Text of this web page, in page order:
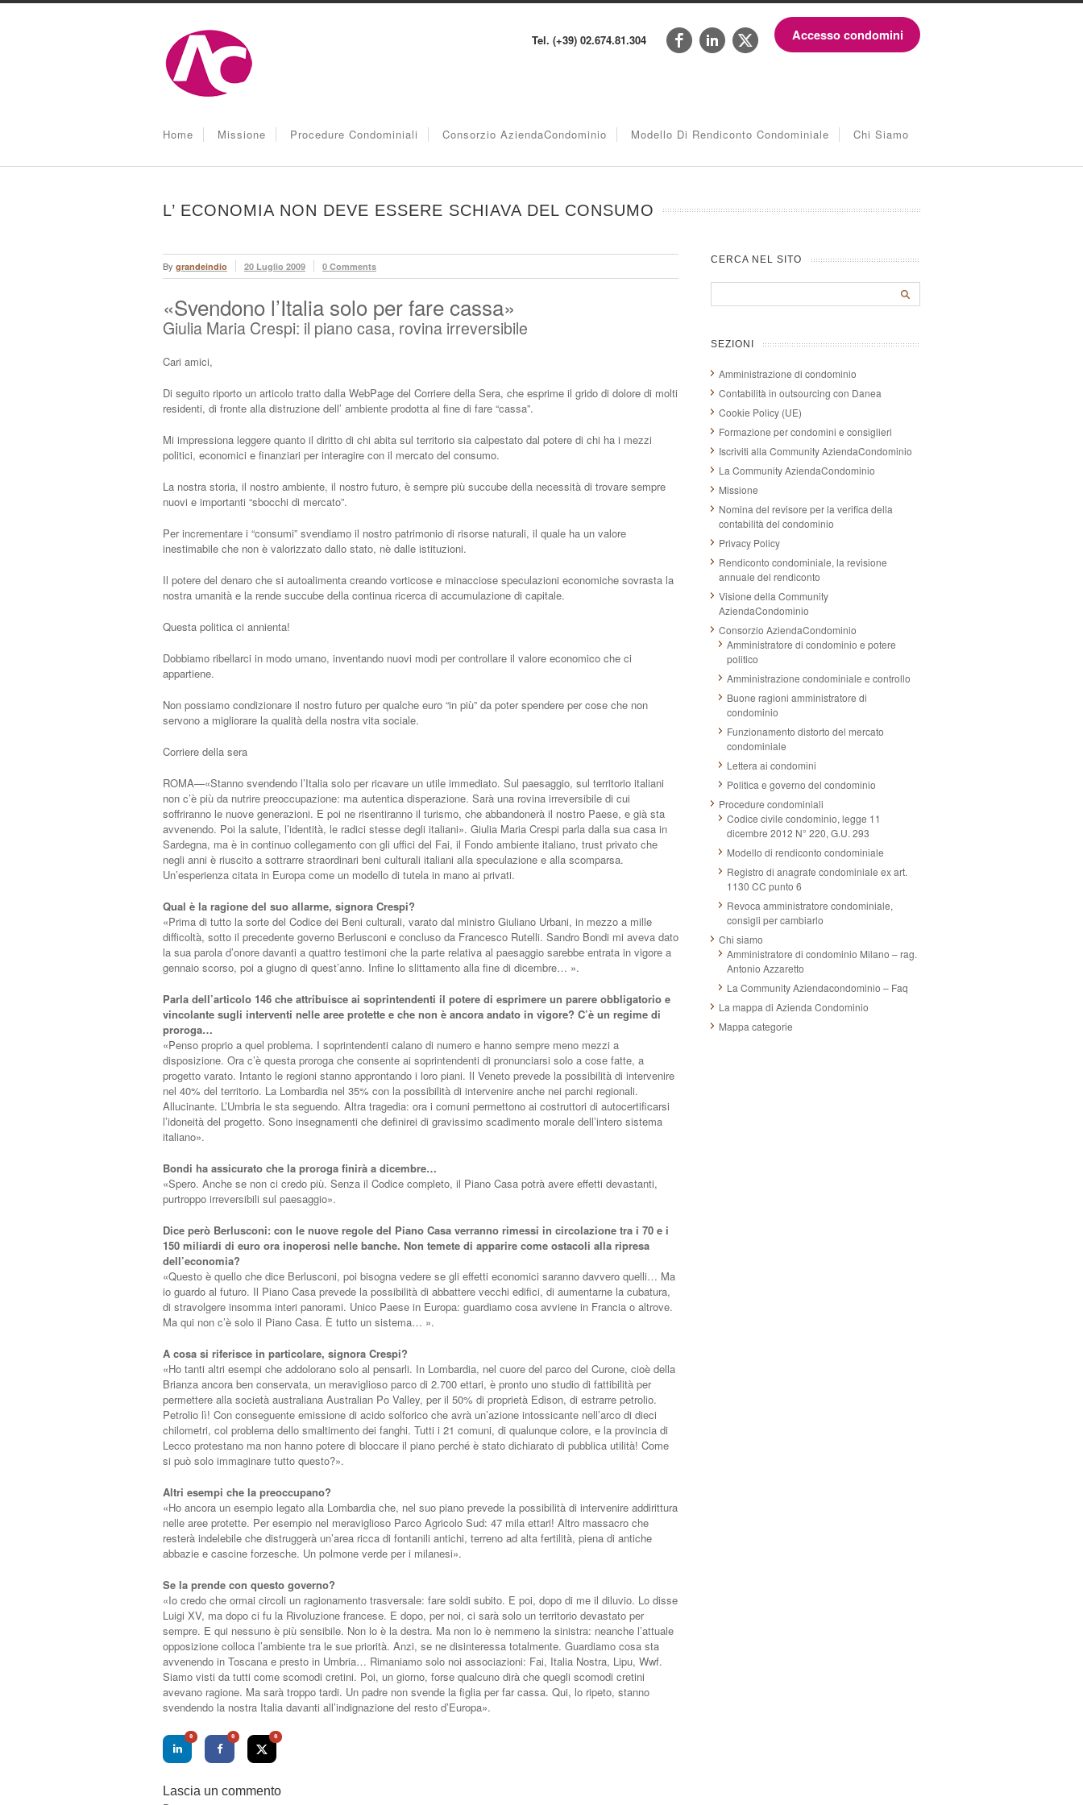
Tel. (+39) 02.674.81.304 Accesso condomini
Home Missione Procedure Condominiali Consorzio AziendaCondominio Modello Di Rendiconto Condominiale Chi Siamo
L’ ECONOMIA NON DEVE ESSERE SCHIAVA DEL CONSUMO
By grandeindio 20 Luglio 2009 0 Comments
«Svendono l’Italia solo per fare cassa»
Giulia Maria Crespi: il piano casa, rovina irreversibile
Cari amici,
Di seguito riporto un articolo tratto dalla WebPage del Corriere della Sera, che esprime il grido di dolore di molti
residenti, di fronte alla distruzione dell’ ambiente prodotta al fine di fare “cassa”.
Mi impressiona leggere quanto il diritto di chi abita sul territorio sia calpestato dal potere di chi ha i mezzi
politici, economici e finanziari per interagire con il mercato del consumo.
La nostra storia, il nostro ambiente, il nostro futuro, è sempre più succube della necessità di trovare sempre
nuovi e importanti “sbocchi di mercato”.
Per incrementare i “consumi” svendiamo il nostro patrimonio di risorse naturali, il quale ha un valore
inestimabile che non è valorizzato dallo stato, nè dalle istituzioni.
Il potere del denaro che si autoalimenta creando vorticose e minacciose speculazioni economiche sovrasta la
nostra umanità e la rende succube della continua ricerca di accumulazione di capitale.
Questa politica ci annienta!
Dobbiamo ribellarci in modo umano, inventando nuovi modi per controllare il valore economico che ci
appartiene.
Non possiamo condizionare il nostro futuro per qualche euro “in più” da poter spendere per cose che non
servono a migliorare la qualità della nostra vita sociale.
Corriere della sera
ROMA—«Stanno svendendo l’Italia solo per ricavare un utile immediato. Sul paesaggio, sul territorio italiani
non c’è più da nutrire preoccupazione: ma autentica disperazione. Sarà una rovina irreversibile di cui
soffriranno le nuove generazioni. E poi ne risentiranno il turismo, che abbandonerà il nostro Paese, e già sta
avvenendo. Poi la salute, l’identità, le radici stesse degli italiani». Giulia Maria Crespi parla dalla sua casa in
Sardegna, ma è in continuo collegamento con gli uffici del Fai, il Fondo ambiente italiano, trust privato che
negli anni è riuscito a sottrarre straordinari beni culturali italiani alla speculazione e alla scomparsa.
Un’esperienza citata in Europa come un modello di tutela in mano ai privati.
Qual è la ragione del suo allarme, signora Crespi?
«Prima di tutto la sorte del Codice dei Beni culturali, varato dal ministro Giuliano Urbani, in mezzo a mille
difficoltà, sotto il precedente governo Berlusconi e concluso da Francesco Rutelli. Sandro Bondi mi aveva dato
la sua parola d’onore davanti a quattro testimoni che la parte relativa al paesaggio sarebbe entrata in vigore a
gennaio scorso, poi a giugno di quest’anno. Infine lo slittamento alla fine di dicembre… ».
Parla dell’articolo 146 che attribuisce ai soprintendenti il potere di esprimere un parere obbligatorio e
vincolante sugli interventi nelle aree protette e che non è ancora andato in vigore? C’è un regime di
proroga…
«Penso proprio a quel problema. I soprintendenti calano di numero e hanno sempre meno mezzi a
disposizione. Ora c’è questa proroga che consente ai soprintendenti di pronunciarsi solo a cose fatte, a
progetto varato. Intanto le regioni stanno approntando i loro piani. Il Veneto prevede la possibilità di intervenire
nel 40% del territorio. La Lombardia nel 35% con la possibilità di intervenire anche nei parchi regionali.
Allucinante. L’Umbria le sta seguendo. Altra tragedia: ora i comuni permettono ai costruttori di autocertificarsi
l’idoneità del progetto. Sono insegnamenti che definirei di gravissimo scadimento morale dell’intero sistema
italiano».
Bondi ha assicurato che la proroga finirà a dicembre…
«Spero. Anche se non ci credo più. Senza il Codice completo, il Piano Casa potrà avere effetti devastanti,
purtroppo irreversibili sul paesaggio».
Dice però Berlusconi: con le nuove regole del Piano Casa verranno rimessi in circolazione tra i 70 e i
150 miliardi di euro ora inoperosi nelle banche. Non temete di apparire come ostacoli alla ripresa
dell’economia?
«Questo è quello che dice Berlusconi, poi bisogna vedere se gli effetti economici saranno davvero quelli… Ma
io guardo al futuro. Il Piano Casa prevede la possibilità di abbattere vecchi edifici, di aumentarne la cubatura,
di stravolgere insomma interi panorami. Unico Paese in Europa: guardiamo cosa avviene in Francia o altrove.
Ma qui non c’è solo il Piano Casa. È tutto un sistema… ».
A cosa si riferisce in particolare, signora Crespi?
«Ho tanti altri esempi che addolorano solo al pensarli. In Lombardia, nel cuore del parco del Curone, cioè della
Brianza ancora ben conservata, un meraviglioso parco di 2.700 ettari, è pronto uno studio di fattibilità per
permettere alla società australiana Australian Po Valley, per il 50% di proprietà Edison, di estrarre petrolio.
Petrolio lì! Con conseguente emissione di acido solforico che avrà un’azione intossicante nell’arco di dieci
chilometri, col problema dello smaltimento dei fanghi. Tutti i 21 comuni, di qualunque colore, e la provincia di
Lecco protestano ma non hanno potere di bloccare il piano perché è stato dichiarato di pubblica utilità! Come
si può solo immaginare tutto questo?».
Altri esempi che la preoccupano?
«Ho ancora un esempio legato alla Lombardia che, nel suo piano prevede la possibilità di intervenire addirittura
nelle aree protette. Per esempio nel meraviglioso Parco Agricolo Sud: 47 mila ettari! Altro massacro che
resterà indelebile che distruggerà un’area ricca di fontanili antichi, terreno ad alta fertilità, piena di antiche
abbazie e cascine forzesche. Un polmone verde per i milanesi».
Se la prende con questo governo?
«Io credo che ormai circoli un ragionamento trasversale: fare soldi subito. E poi, dopo di me il diluvio. Lo disse
Luigi XV, ma dopo ci fu la Rivoluzione francese. E dopo, per noi, ci sarà solo un territorio devastato per
sempre. E qui nessuno è più sensibile. Non lo è la destra. Ma non lo è nemmeno la sinistra: neanche l’attuale
opposizione colloca l’ambiente tra le sue priorità. Anzi, se ne disinteressa totalmente. Guardiamo cosa sta
avvenendo in Toscana e presto in Umbria… Rimaniamo solo noi associazioni: Fai, Italia Nostra, Lipu, Wwf.
Siamo visti da tutti come scomodi cretini. Poi, un giorno, forse qualcuno dirà che quegli scomodi cretini
avevano ragione. Ma sarà troppo tardi. Un padre non svende la figlia per far cassa. Qui, lo ripeto, stanno
svendendo la nostra Italia davanti all’indignazione del resto d’Europa».
0 0 0
Lascia un commento
CERCA NEL SITO
SEZIONI
Amministrazione di condominio
Contabilità in outsourcing con Danea
Cookie Policy (UE)
Formazione per condomini e consiglieri
Iscriviti alla Community AziendaCondominio
La Community AziendaCondominio
Missione
Nomina del revisore per la verifica della
contabilità del condominio
Privacy Policy
Rendiconto condominiale, la revisione
annuale del rendiconto
Visione della Community
AziendaCondominio
Consorzio AziendaCondominio
Amministratore di condominio e potere
politico
Amministrazione condominiale e controllo
Buone ragioni amministratore di
condominio
Funzionamento distorto del mercato
condominiale
Lettera ai condomini
Politica e governo del condominio
Procedure condominiali
Codice civile condominio, legge 11
dicembre 2012 N° 220, G.U. 293
Modello di rendiconto condominiale
Registro di anagrafe condominiale ex art.
1130 CC punto 6
Revoca amministratore condominiale,
consigli per cambiarlo
Chi siamo
Amministratore di condominio Milano – rag.
Antonio Azzaretto
La Community Aziendacondominio – Faq
La mappa di Azienda Condominio
Mappa categorie